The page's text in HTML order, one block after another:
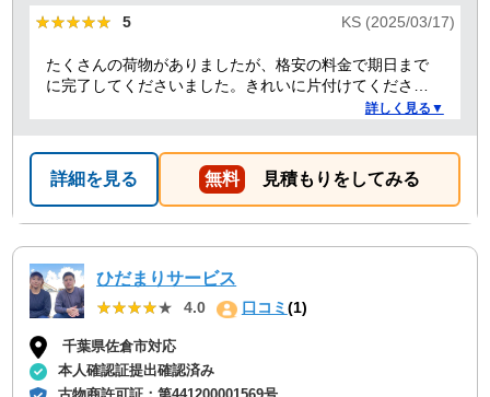
★★★★★
★★★★★ 5 KS (2025/03/17)
たくさんの荷物がありましたが、格安の料金で期日まで
に完了してくださいました。きれいに片付けてくださり
ありがとうございました。作業の進捗も報告してくださ
詳しく見る▼
詳細を見る 無料 見積もりをしてみる
ひだまりサービス
★★★★★
★★★★★ 4.0 口コミ(1)
千葉県佐倉市対応
本人確認証提出確認済み